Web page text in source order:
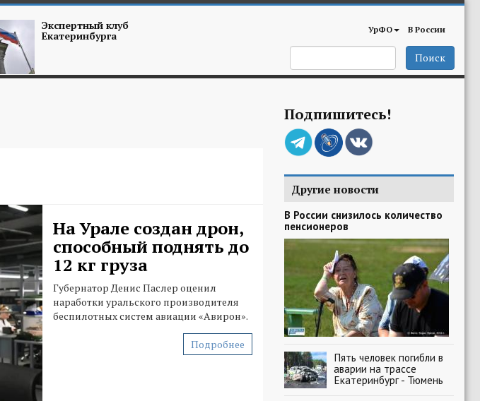
Экспертный клуб
Екатеринбурга УрФО В России
Поиск
На Урале создан дрон,
способный поднять до
12 кг груза
Губернатор Денис Паслер оценил
наработки уральского производителя
беспилотных систем авиации «Авирон».
Подробнее
Подпишитесь!
Другие новости
В России снизилось количество
пенсионеров
Пять человек погибли в
аварии на трассе
Екатеринбург - Тюмень